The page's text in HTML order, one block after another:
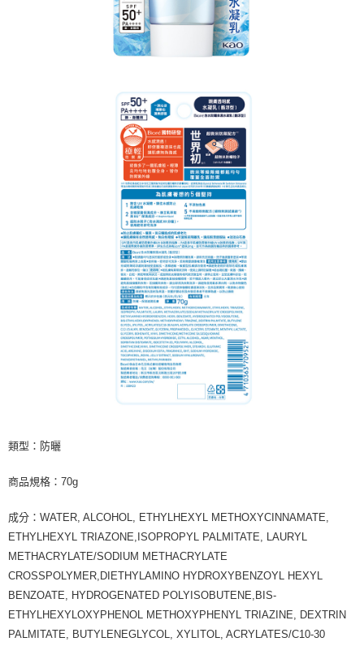
類型：防曬
商品規格：70g
成分：WATER, ALCOHOL, ETHYLHEXYL METHOXYCINNAMATE,
ETHYLHEXYL TRIAZONE,ISOPROPYL PALMITATE, LAURYL
METHACRYLATE/SODIUM METHACRYLATE
CROSSPOLYMER,DIETHYLAMINO HYDROXYBENZOYL HEXYL
BENZOATE, HYDROGENATED POLYISOBUTENE,BIS-
ETHYLHEXYLOXYPHENOL METHOXYPHENYL TRIAZINE, DEXTRIN
PALMITATE, BUTYLENEGLYCOL, XYLITOL, ACRYLATES/C10-30